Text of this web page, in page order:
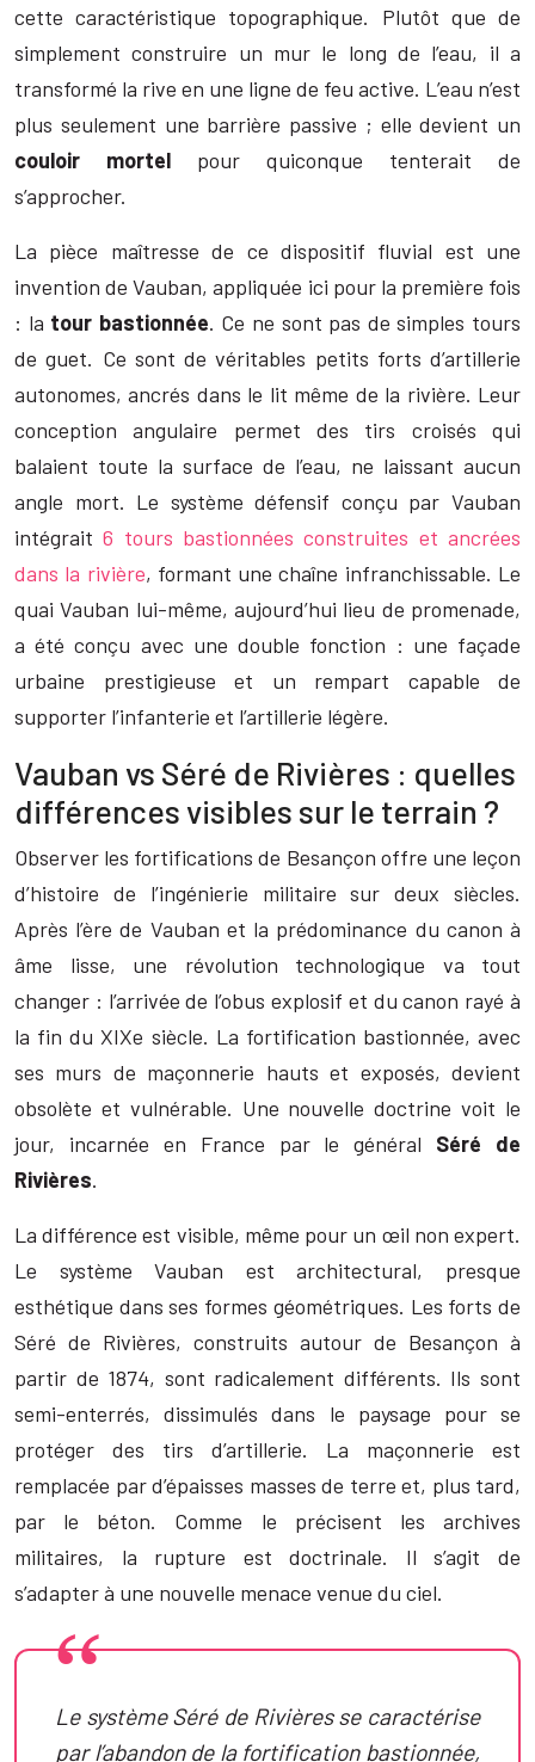
cette caractéristique topographique. Plutôt que de
simplement construire un mur le long de l’eau, il a
transformé la rive en une ligne de feu active. L’eau n’est
plus seulement une barrière passive ; elle devient un
couloir mortel pour quiconque tenterait de
s’approcher.
La pièce maîtresse de ce dispositif fluvial est une
invention de Vauban, appliquée ici pour la première fois
: la tour bastionnée. Ce ne sont pas de simples tours
de guet. Ce sont de véritables petits forts d’artillerie
autonomes, ancrés dans le lit même de la rivière. Leur
conception angulaire permet des tirs croisés qui
balaient toute la surface de l’eau, ne laissant aucun
angle mort. Le système défensif conçu par Vauban
intégrait6 tours bastionnées construites et ancrées
dans la rivière, formant une chaîne infranchissable. Le
quai Vauban lui-même, aujourd’hui lieu de promenade,
a été conçu avec une double fonction : une façade
urbaine prestigieuse et un rempart capable de
supporter l’infanterie et l’artillerie légère.
Vauban vs Séré de Rivières : quelles
différences visibles sur le terrain ?
Observer les fortifications de Besançon offre une leçon
d’histoire de l’ingénierie militaire sur deux siècles.
Après l’ère de Vauban et la prédominance du canon à
âme lisse, une révolution technologique va tout
changer : l’arrivée de l’obus explosif et du canon rayé à
la fin du XIXe siècle. La fortification bastionnée, avec
ses murs de maçonnerie hauts et exposés, devient
obsolète et vulnérable. Une nouvelle doctrine voit le
jour, incarnée en France par le général Séré de
Rivières.
La différence est visible, même pour un œil non expert.
Le système Vauban est architectural, presque
esthétique dans ses formes géométriques. Les forts de
Séré de Rivières, construits autour de Besançon à
partir de 1874, sont radicalement différents. Ils sont
semi-enterrés, dissimulés dans le paysage pour se
protéger des tirs d’artillerie. La maçonnerie est
remplacée par d’épaisses masses de terre et, plus tard,
par le béton. Comme le précisent les archives
militaires, la rupture est doctrinale. Il s’agit de
s’adapter à une nouvelle menace venue du ciel.
Le système Séré de Rivières se caractérise
par l’abandon de la fortification bastionnée,